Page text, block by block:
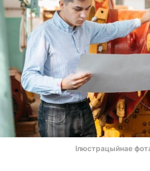
Ілюстрацыйнае